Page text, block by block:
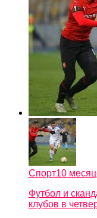
Спорт10
Футбол и
клубов в